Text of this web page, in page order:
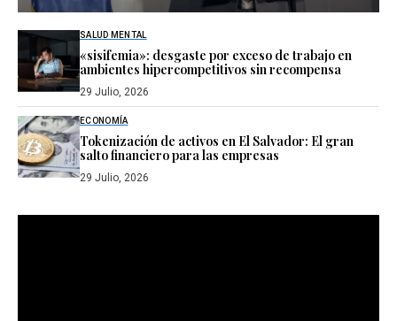
SALUD MENTAL
«sisifemia»: desgaste por exceso de trabajo en
ambientes hipercompetitivos sin recompensa
29 Julio, 2026
ECONOMÍA
Tokenización de activos en El Salvador: El gran
salto financiero para las empresas
29 Julio, 2026